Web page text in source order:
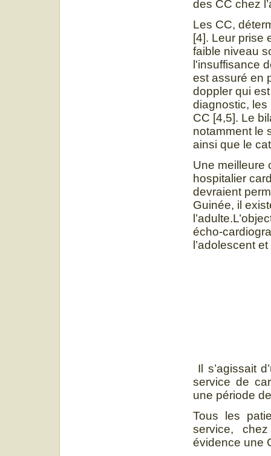
des CC chez
Les CC,
[4]. Leur prise
faible niveau
l'insuffisance
est assuré en
doppler qui
diagnostic,
CC [4,5]. Le
notamment le
ainsi que le
Une meilleure
hospitalier
devraient
Guinée, il
écho-
l’adolescent
Il s’agissait
service de
une période
Tous les
service,
évidence une